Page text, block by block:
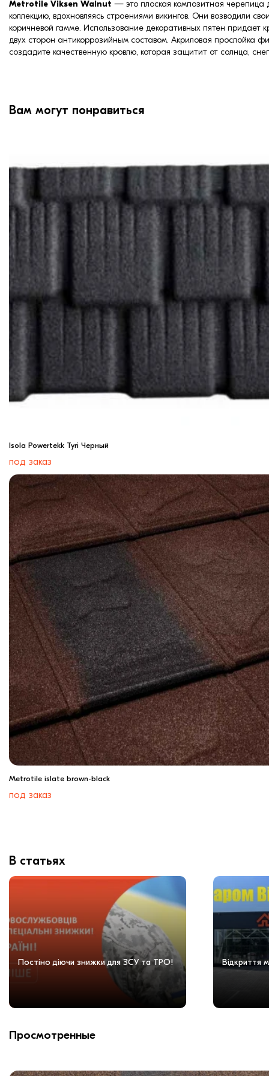
Metrotile Viksen Walnut — это плоская композитная черепица
коллекцию, вдохновляясь строениями викингов. Они возводили
коричневой гамме. Использование декоративных пятен придает
двух сторон антикоррозийным составом. Акриловая прослойка
создадите качественную кровлю, которая защитит от солнца,
Вам могут понравиться
Isola Powertekk Tyri Черный
под заказ
Metrotile islate brown-black
под заказ
В статьях
Постіно діючи знижки для ЗСУ та ТРО! Відкриття
Просмотренные